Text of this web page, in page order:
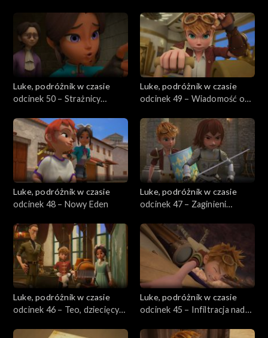
Luke, podróżnik w czasie
odcinek 50 – Strażnicy
Luke, podróżnik w czasie
odcinek 49 – Wiadomość od
Luke, podróżnik w czasie
odcinek 48 – Nowy Eden
Luke, podróżnik w czasie
odcinek 47 – Zaginieni
Luke, podróżnik w czasie
odcinek 46 – Teo, dziecięcy
Luke, podróżnik w czasie
odcinek 45 – Infiltracja nad